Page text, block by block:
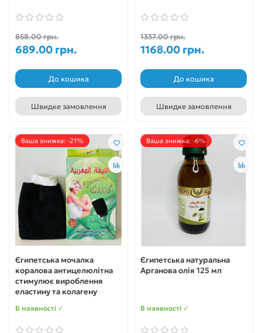
858.00 грн.
689.00 грн.
До кошика
Швидке замовлення
1337.00 грн.
1168.00 грн.
До кошика
Швидке замовлення
Ваша знижка: -21%
Єгипетська мочалка
коралова антицелюлітна
стимулює вироблення
еластину та колагену
В наявності ✓
Ваша знижка: -6%
Єгипетська натуральна
Арганова олія 125 мл
В наявності ✓